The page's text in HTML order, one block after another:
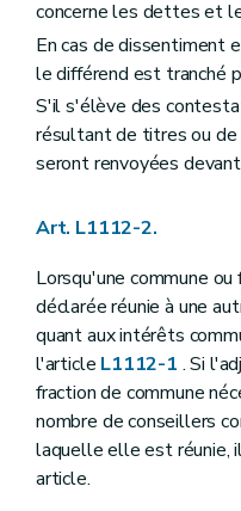
Section (
Art.
Art.
Art.
Art.
Section (
Section (
Art.
Art.
Art.
Art.
Art.
Art.
Section (
Art.
concerne les dettes et
En cas de dissentiment
le différend est tranché
S'il s'élève des
résultant de titres ou de
seront renvoyées
Art. L1112-2.
Lorsqu'une commune
déclarée réunie à une
quant aux intérêts
l'article L1112-1 . Si
fraction de commune
nombre de conseillers
laquelle elle est réunie,
article.